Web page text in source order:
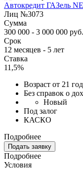
Автокредит ГАЗель
Лиц №3073
Сумма
300 000 - 3 000 000 руб.
Срок
12 месяцев - 5 лет
Ставка
11,5%
Возраст от 21
Без справок о
Новый
Под залог
КАСКО
Подробнее
Подать заявку
Подробнее
Условия